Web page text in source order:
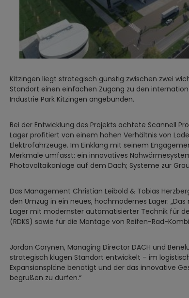
Kitzingen liegt strategisch günstig zwischen zwei
Standort einen einfachen Zugang zu den
Industrie Park Kitzingen angebunden.
Bei der Entwicklung des Projekts achtete Scannell
Lager profitiert von einem hohen Verhältnis von
Elektrofahrzeuge. Im Einklang mit seinem
Merkmale umfasst: ein innovatives
Photovoltaikanlage auf dem Dach; Systeme zur
Das Management Christian Leibold & Tobias
den Umzug in ein neues, hochmodernes Lager:
Lager mit modernster automatisierter Technik für
(RDKS) sowie für die Montage von Reifen-Rad-
Jordan Corynen, Managing Director DACH und
strategisch klugen Standort entwickelt – im
Expansionspläne benötigt und der das innovative
begrüßen zu dürfen.“